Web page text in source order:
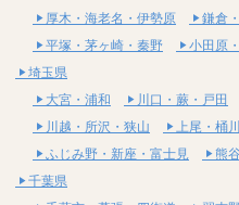
厚木・海老名・伊勢原
鎌倉
平塚・茅ヶ崎・秦野
小田原
埼玉県
大宮・浦和
川口・蕨・戸田
川越・所沢・狭山
上尾・桶
ふじみ野・新座・富士見
熊
千葉県